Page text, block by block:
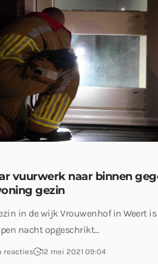
vuurwerk naar binnen
gezin
in de wijk Vrouwenhof in Weert is
nacht opgeschrikt…
reacties 12 mei 2021 09:04